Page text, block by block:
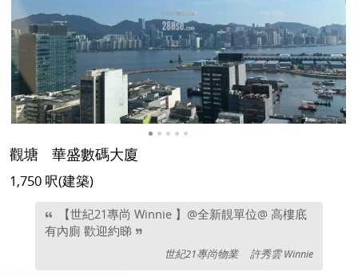
觀塘 華盛數碼大廈
1,750 呎(建築)
【世紀21專尚 Winnie 】@全新靚單位@ 高樓底
有內廁 歡迎約睇
世紀21專尚物業 許秀雲 Winnie